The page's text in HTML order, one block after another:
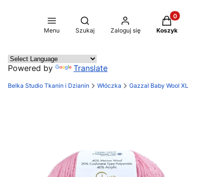
Menu
Otwórz wyszukiwarkę
Szukaj Zaloguj się
Produkty w
Koszyk
Powered by Translate
Belka Studio Tkanin i Dzianin Włóczka Gazzal Baby Wool XL